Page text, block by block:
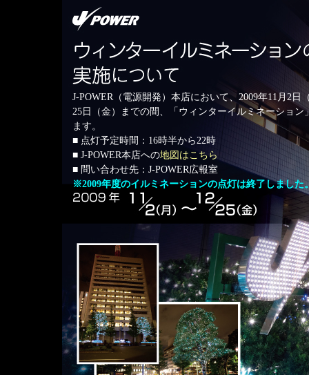
J-POWER（電源開発）本店において、2009年11月2日
25日（金）までの間、「ウィンターイルミネーション
ます。
■ 点灯予定時間：16時半から22時
■ J-POWER本店への地図はこちら
■ 問い合わせ先：J-POWER広報室
※2009年度のイルミネーションの点灯は終了しました